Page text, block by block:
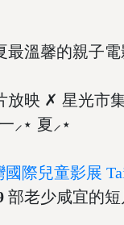
最溫馨的親子電
放映 ✗ 星光市
⸝⋆ 夏⸝⋆
國際兒童影展
部老少咸宜的